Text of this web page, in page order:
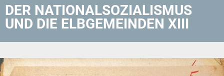
DER NATIONALSOZIALISMUS
UND DIE ELBGEMEINDEN XIII